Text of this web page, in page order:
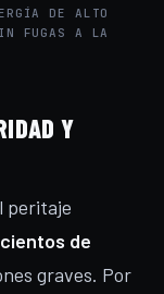
DE ALTO
FUGAS A LA
Y
peritaje
cientos de
graves. Por